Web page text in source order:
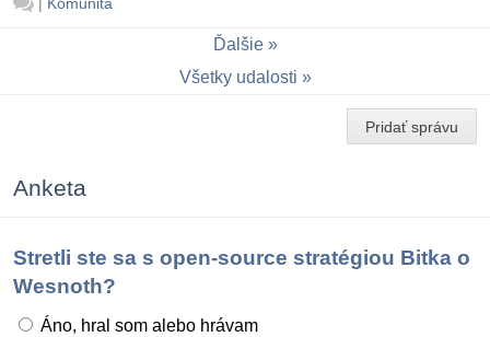
Ďalšie
Všetky udalosti
Pridať správu
Anketa
Stretli ste sa s open-source stratégiou Bitka o
Wesnoth?
Áno, hral som alebo hrávam